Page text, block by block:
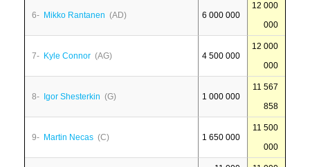
6- Mikko Rantanen (AD) 6 000 000
12 000
000
7- Kyle Connor (AG) 4 500 000
12 000
000
8- Igor Shesterkin (G) 1 000 000
11 567
858
9- Martin Necas (C) 1 650 000
11 500
000